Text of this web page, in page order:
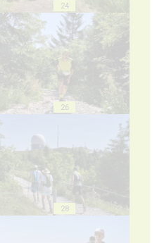
24
26
28